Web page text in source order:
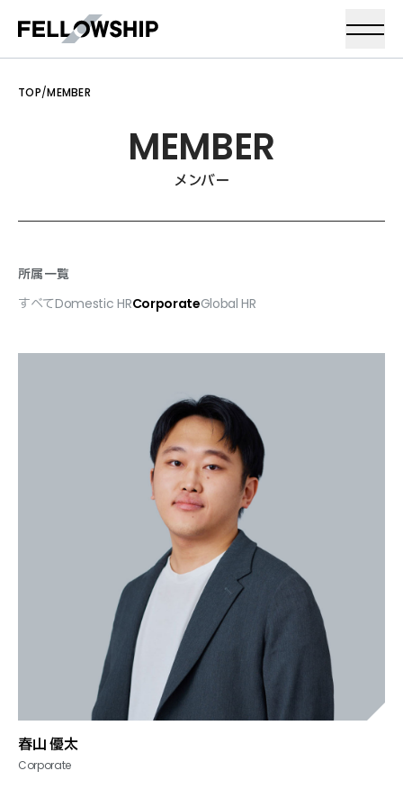
TOP/MEMBER
MEMBER
メンバー
所属一覧
すべてDomestic HRCorporateGlobal HR
春山 優太
Corporate